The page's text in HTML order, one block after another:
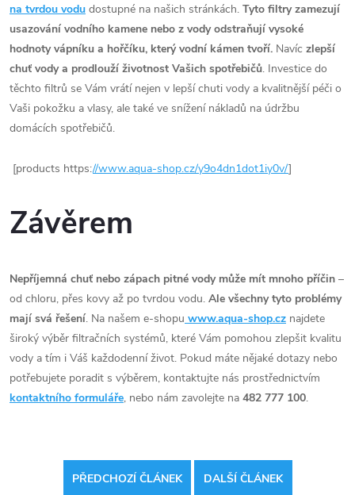
na tvrdou vodu dostupné na našich stránkách. Tyto filtry zamezují
usazování vodního kamene nebo z vody odstraňují vysoké
hodnoty vápníku a hořčíku, který vodní kámen tvoří. Navíc zlepší
chuť vody a prodlouží životnost Vašich spotřebičů. Investice do
těchto filtrů se Vám vrátí nejen v lepší chuti vody a kvalitnější péči o
Vaši pokožku a vlasy, ale také ve snížení nákladů na údržbu
domácích spotřebičů.
[products https://www.aqua-shop.cz/y9o4dn1dot1iy0v/]
Závěrem
Nepříjemná chuť nebo zápach pitné vody může mít mnoho příčin –
od chloru, přes kovy až po tvrdou vodu. Ale všechny tyto problémy
mají svá řešení. Na našem e-shopu www.aqua-shop.cz najdete
široký výběr filtračních systémů, které Vám pomohou zlepšit kvalitu
vody a tím i Váš každodenní život. Pokud máte nějaké dotazy nebo
potřebujete poradit s výběrem, kontaktujte nás prostřednictvím
kontaktního formuláře, nebo nám zavolejte na 482 777 100.
PŘEDCHOZÍ ČLÁNEK DALŠÍ ČLÁNEK